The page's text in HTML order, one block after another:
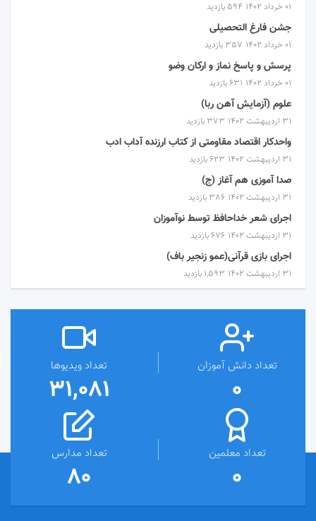
۰۱ خرداد ۱۴۰۲ 594 بازدید
جشن فارغ التحصیلی
۰۱ خرداد ۱۴۰۲ 357 بازدید
پرسش و پاسخ نماز و ارکان وضو
۰۱ خرداد ۱۴۰۲ 631 بازدید
علوم (آزمایش آهن ربا)
۳۱ اردیبهشت ۱۴۰۲ 373 بازدید
واحدکار اقتصاد مقاومتی از کتاب ارزنده آداب ادب
۳۱ اردیبهشت ۱۴۰۲ 623 بازدید
صدا آموزی هم آغاز (ج)
۳۱ اردیبهشت ۱۴۰۲ 386 بازدید
اجرای شعر خداحافظ توسط نوآموزان
۳۱ اردیبهشت ۱۴۰۲ 676 بازدید
اجرای بازی قرآنی(عمو زنجیر باف)
۳۱ اردیبهشت ۱۴۰۲ 1,593 بازدید
تعداد دانش آموزان
0
تعداد ویدیوها
31,081
تعداد معلمین
0
تعداد مدارس
80